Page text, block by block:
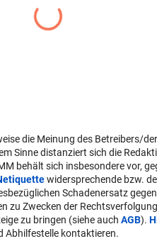
die Meinung des Betreibers/
Sinne distanziert sich die
behält sich insbesondere vor,
widersprechende bzw.
Schadenersatz
zu Zwecken der
zu bringen (siehe auch AGB).
Abhilfestelle kontaktieren.